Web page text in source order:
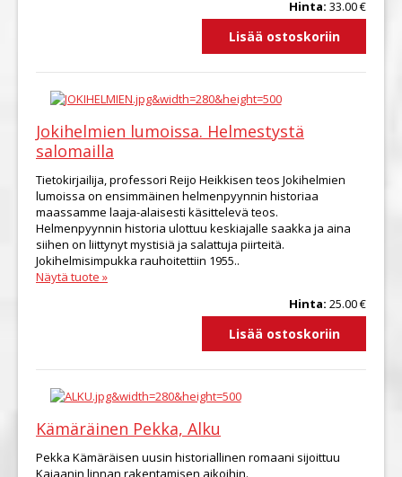
Hinta: 33.00 €
Jokihelmien lumoissa. Helmestystä
salomailla
Tietokirjailija, professori Reijo Heikkisen teos Jokihelmien
lumoissa on ensimmäinen helmenpyynnin historiaa
maassamme laaja-alaisesti käsittelevä teos.
Helmenpyynnin historia ulottuu keskiajalle saakka ja aina
siihen on liittynyt mystisiä ja salattuja piirteitä.
Jokihelmisimpukka rauhoitettiin 1955..
Näytä tuote »
Hinta: 25.00 €
Kämäräinen Pekka, Alku
Pekka Kämäräisen uusin historiallinen romaani sijoittuu
Kajaanin linnan rakentamisen aikoihin.